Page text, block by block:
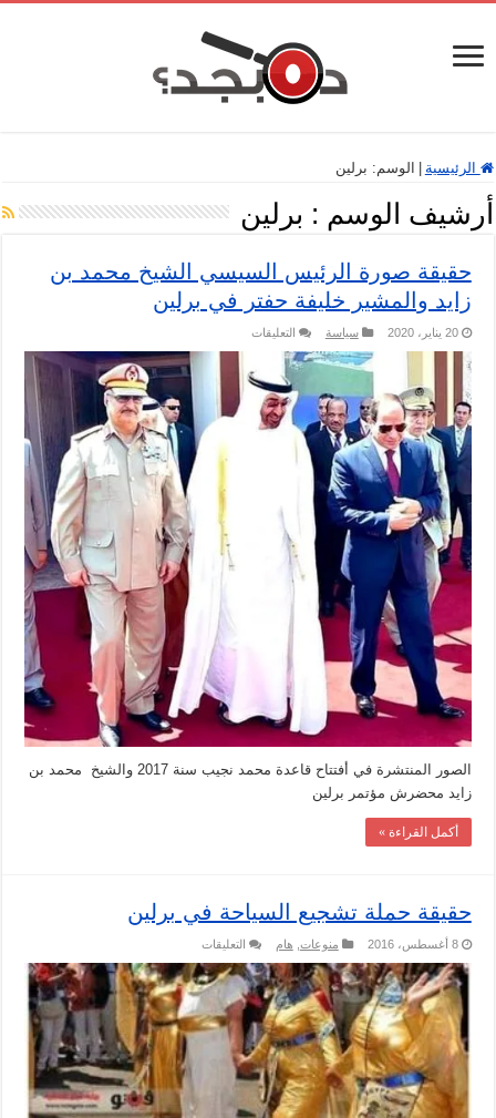
الرئيسية الوسم: برلين
أرشيف الوسم : برلين
حقيقة صورة الرئيس السيسي الشيخ محمد بن
زايد والمشير خليفة حفتر في برلين
20 يناير، 2020 سياسة التعليقات
صورة
الرئيس
السيسي
الشيخ
محمد
والمشير
مغلقة
الصور المنتشرة في أفتتاح قاعدة محمد نجيب سنة 2017 والشيخ محمد بن
زايد محضرش مؤتمر برلين
أكمل القراءة »
حقيقة حملة تشجيع السياحة في برلين
8 أغسطس، 2016 منوعات هام التعليقات
حملة
تشجيع
السياحة
في
برلين
مغلقة